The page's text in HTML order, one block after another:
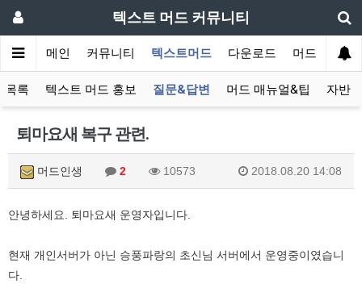
텍스트 머드 커뮤니티
메인 커뮤니티 텍스트머드 다운로드 머드 잡담
목록 텍스트 머드 홍보 질문&답변 머드 매뉴얼&팁 자반
퇴마요새 복구 관련.
머드인생 2 10573 2018.08.20 14:08
안녕하세요. 퇴마요새 운영자입니다.
현재 개인서버가 아닌 승풍파랑의 초신님 서버에서 운영중이였습니
다.